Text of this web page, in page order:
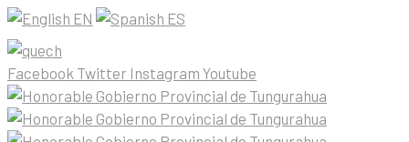
EN ES
Facebook Twitter Instagram Youtube